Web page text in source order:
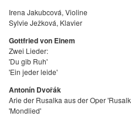
Irena Jakubcová, Violine
Sylvie Ježková, Klavier
Gottfried von Einem
Zwei Lieder:
'Du gib Ruh'
'Ein jeder leide'
Antonín Dvořák
Arie der Rusalka aus der Oper
'Mondlied'